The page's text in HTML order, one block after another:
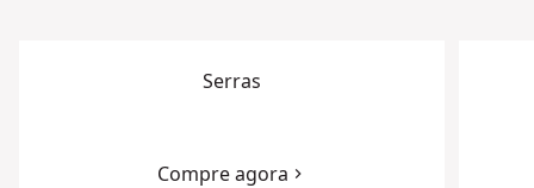
Serras
Compre agora